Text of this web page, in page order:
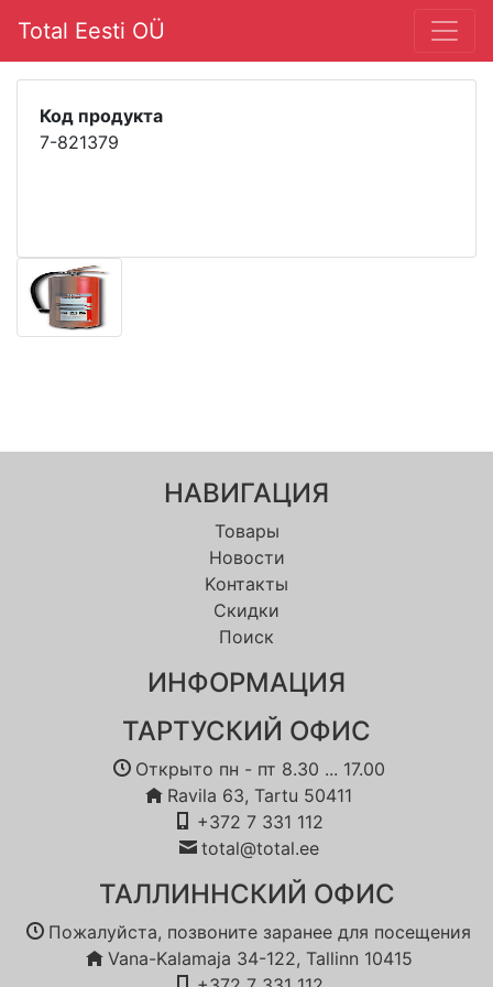
Total Eesti OÜ
Код продукта
7-821379
НАВИГАЦИЯ
Товары
Новости
Kонтакты
Скидки
Поиск
ИНФОРМАЦИЯ
ТАРТУСКИЙ ОФИС
Открыто пн - пт 8.30 ... 17.00
Ravila 63, Tartu 50411
+372 7 331 112
total@total.ee
ТАЛЛИННСКИЙ ОФИС
Пожалуйста, позвоните заранее для посещения
Vana-Kalamaja 34-122, Tallinn 10415